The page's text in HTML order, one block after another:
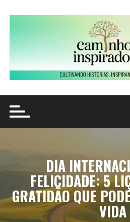
para
conteúdo
DIA
FELICIDADE: 5
GRATIDÃO QUE
VIDA